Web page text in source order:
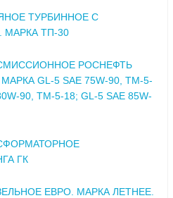
ТУРБИННОЕ С
МАРКА ТП-30
РОСНЕФТЬ
МАРКА GL-5 SAE 75W-90, ТМ-5-
90, ТМ-5-18; GL-5 SAE 85W-
ГК
ЕВРО. МАРКА ЛЕТНЕЕ.